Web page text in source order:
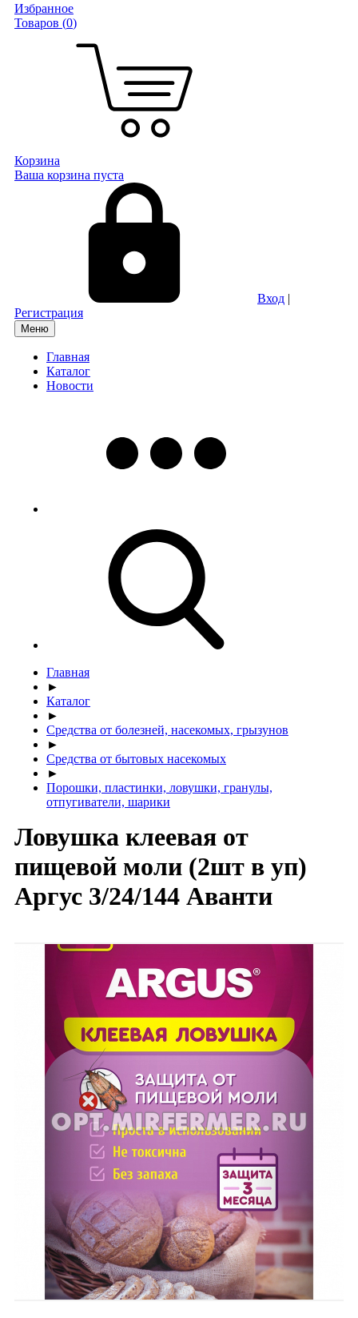
Избранное
Товаров (0)
Корзина
Ваша корзина пуста
Вход |
Регистрация
Меню
Главная
Каталог
Новости
Главная
►
Каталог
►
Средства от болезней, насекомых, грызунов
►
Средства от бытовых насекомых
►
Порошки, пластинки, ловушки, гранулы,
отпугиватели, шарики
Ловушка клеевая от
пищевой моли (2шт в уп)
Аргус 3/24/144 Аванти